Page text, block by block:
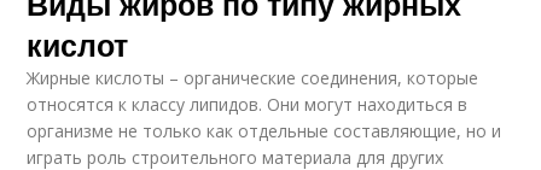
кислот
Жирные кислоты – органические соединения, которые
относятся к классу липидов. Они могут находиться в
организме не только как отдельные составляющие, но и
играть роль строительного материала для других